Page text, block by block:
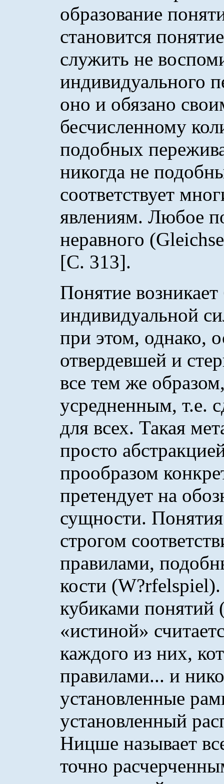
образование
становится
служить не
индивидуального
оно и обязано
бесчисленному
подобных
никогда не
соответствует
явлениям. Любое
неравного
[С. 313].
Понятие
индивидуальной
при этом, однако,
отвердевшей и
все тем же
усредненным, т.е.
для всех. Такая
просто
прообразом
претендует на
сущности.
строгом
правилами,
кости (W?
кубиками понятий
«истиной»
каждого из них,
правилами... и
установленные
установленный
Ницше называет
точно